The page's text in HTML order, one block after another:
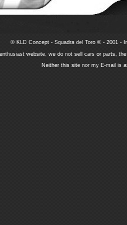
© KLD Concept - Squadra del Toro © - 2001 -
website, we do not sell cars or parts,
Neither this site nor my E-mail is